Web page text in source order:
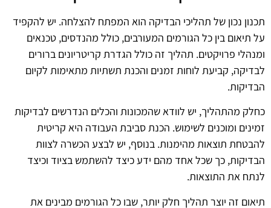
תכנון נכון של תהליכי הבדיקה הוא המפתח להצלחה. יש להקפיד
על תיאום בין כל הגורמים המעורבים, כולל מהנדסים, טכנאים
ומנהלי פרויקטים. תהליך זה כולל הגדרת קריטריונים ברורים
לבדיקה, קביעת לוחות זמנים והכנת תשתיות מתאימות לקיום
הבדיקות.
כחלק מהתהליך, יש לוודא שהמכונות והכלים הנדרשים לבדיקות
זמינים ומוכנים לשימוש. הכנת סביבת העבודה היא קריטית
להבטחת תוצאות מהימנות. בנוסף, יש לבצע הכשרה לצוות
הבדיקות, כך שכל אחד מהם ידע כיצד להשתמש בציוד וכיצד
לנתח את התוצאות.
תיאום זה יוצר תהליך חלק יותר, שבו כל הגורמים מבינים את